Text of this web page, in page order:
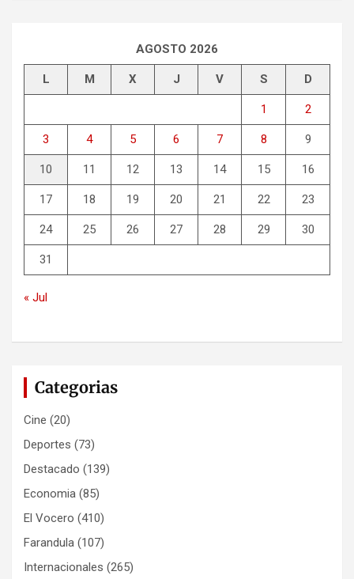
AGOSTO 2026
L M X J V S D
1 2
3 4 5 6 7 8 9
10 11 12 13 14 15 16
17 18 19 20 21 22 23
24 25 26 27 28 29 30
31
« Jul
Categorias
Cine (20)
Deportes (73)
Destacado (139)
Economia (85)
El Vocero (410)
Farandula (107)
Internacionales (265)